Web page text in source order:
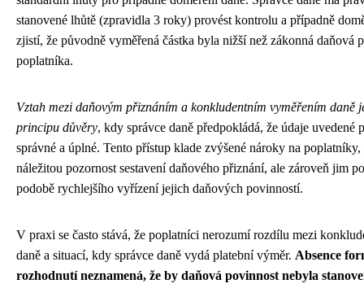
stanovené lhůtě (zpravidla 3 roky) provést kontrolu a případně
zjistí, že původně vyměřená částka byla nižší než zákonná daňová
poplatníka.
Vztah mezi daňovým přiznáním a konkludentním vyměřením daně
principu důvěry, kdy správce daně předpokládá, že údaje uvedené
správné a úplné. Tento přístup klade zvýšené nároky na
náležitou pozornost sestavení daňového přiznání, ale zároveň jim
podobě rychlejšího vyřízení jejich daňových povinností.
V praxi se často stává, že poplatníci nerozumí rozdílu mezi
daně a situací, kdy správce daně vydá platební výměr. Absence
rozhodnutí neznamená, že by daňová povinnost nebyla